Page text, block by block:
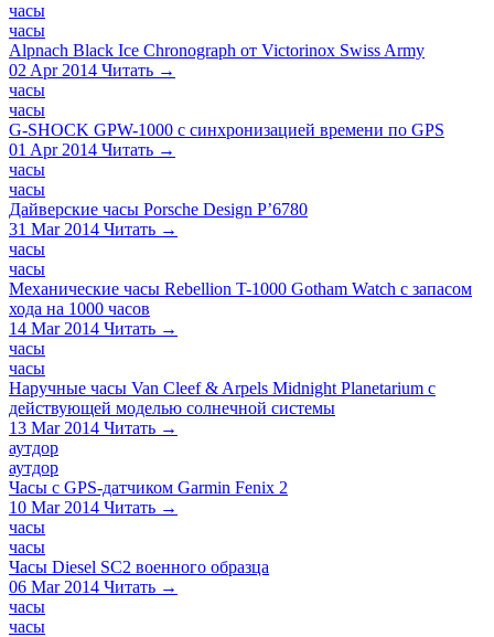
часы
часы
Alpnach Black Ice Chronograph от Victorinox Swiss Army
02 Apr 2014 Читать →
часы
часы
G-SHOCK GPW-1000 с синхронизацией времени по GPS
01 Apr 2014 Читать →
часы
часы
Дайверские часы Porsche Design P’6780
31 Mar 2014 Читать →
часы
часы
Механические часы Rebellion T-1000 Gotham Watch с запасом
хода на 1000 часов
14 Mar 2014 Читать →
часы
часы
Наручные часы Van Cleef & Arpels Midnight Planetarium с
действующей моделью солнечной системы
13 Mar 2014 Читать →
аутдор
аутдор
Часы с GPS-датчиком Garmin Fenix 2
10 Mar 2014 Читать →
часы
часы
Часы Diesel SC2 военного образца
06 Mar 2014 Читать →
часы
часы